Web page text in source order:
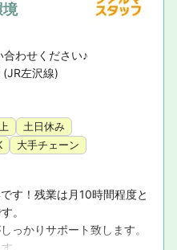
境
わせください♪
左沢線)
土日休み
大手チェーン
す！残業は月10時間程度と
。
っかりサポート致します。
。